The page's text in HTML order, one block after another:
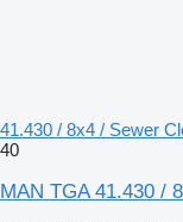
41.430 / 8x4 / Sewer
40
MAN TGA 41.430 /